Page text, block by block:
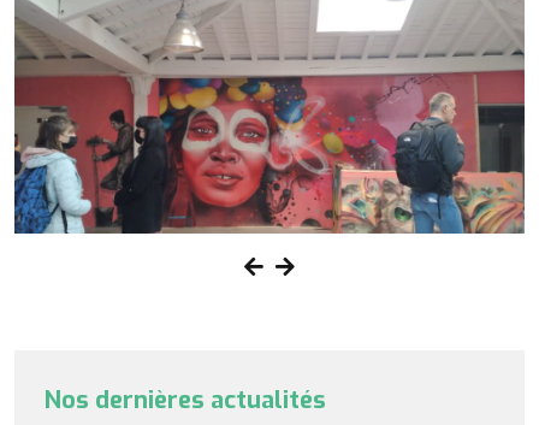
Nos dernières actualités